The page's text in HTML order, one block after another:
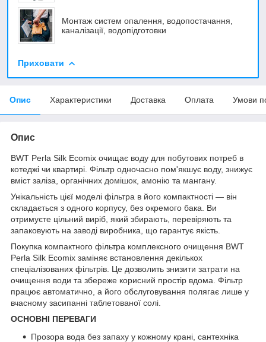
Монтаж систем опалення, водопостачання,
каналізації, водопідготовки
Приховати
Опис Характеристики Доставка Оплата Умови
Опис
BWT Perla Silk Ecomix очищає воду для побутових потреб в
котеджі чи квартирі. Фільтр одночасно пом'якшує воду, знижує
вміст заліза, органічних домішок, амонію та мангану.
Унікальність цієї моделі фільтра в його компактності — він
складається з одного корпусу, без окремого бака. Ви
отримуєте цільний виріб, який збирають, перевіряють та
запаковують на заводі виробника, що гарантує якість.
Покупка компактного фільтра комплексного очищення BWT
Perla Silk Ecomix заміняє встановлення декількох
спеціалізованих фільтрів. Це дозволить знизити затрати на
очищення води та збереже корисний простір вдома. Фільтр
працює автоматично, а його обслуговування полягає лише у
вчасному засипанні таблетованої солі.
ОСНОВНІ ПЕРЕВАГИ
Прозора вода без запаху у кожному крані, сантехніка